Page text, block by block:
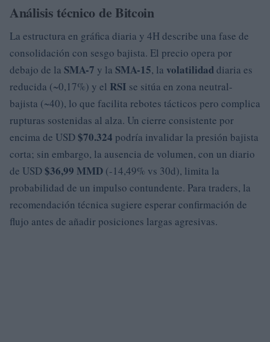
Análisis técnico de Bitcoin
La estructura en gráfica diaria y 4H describe una fase de
consolidación con sesgo bajista. El precio opera por
debajo de la SMA-7 y la SMA-15, la volatilidaddiaria es
reducida (~0,17%) y el RSI se sitúa en zona neutral-
bajista (~40), lo que facilita rebotes tácticos pero complica
rupturas sostenidas al alza. Un cierre consistente por
encima de USD$70.324 podría invalidar la presión bajista
corta; sin embargo, la ausencia de volumen, con un diario
de USD$36,99 MMD (-14,49% vs 30d), limita la
probabilidad de un impulso contundente. Para traders, la
recomendación técnica sugiere esperar confirmación de
flujo antes de añadir posiciones largas agresivas.